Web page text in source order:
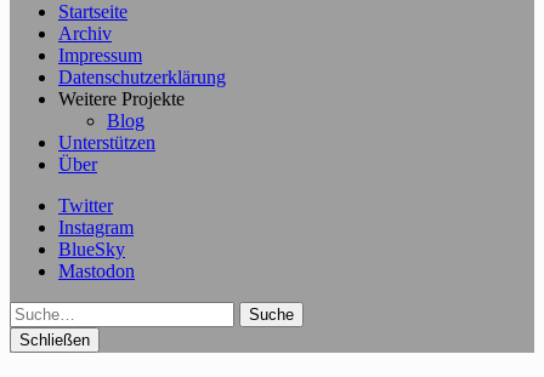
Startseite
Archiv
Impressum
Datenschutzerklärung
Weitere Projekte
Blog
Unterstützen
Über
Twitter
Instagram
BlueSky
Mastodon
Suche
Schließen